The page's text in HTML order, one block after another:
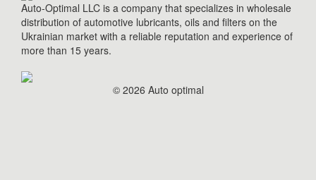
Auto-Optimal LLC is a company that specializes in wholesale
distribution of automotive lubricants, oils and filters on the
Ukrainian market with a reliable reputation and experience of
more than 15 years.
© 2026 Auto optimal